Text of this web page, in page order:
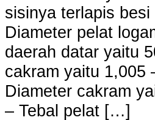
sisinya terlapis
Diameter pelat
daerah datar yaitu
cakram yaitu 1,005
Diameter cakram
– Tebal pelat […]